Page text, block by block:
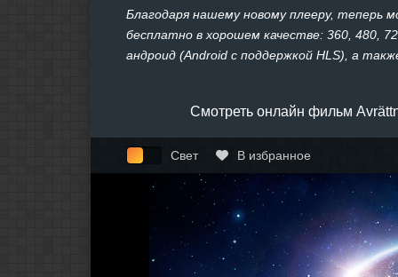
Благодаря нашему новому плееру, теперь
бесплатно в хорошем качестве: 360, 480,
андроид (Android с поддержкой HLS), а
Смотреть онлайн фильм
Свет В избранное